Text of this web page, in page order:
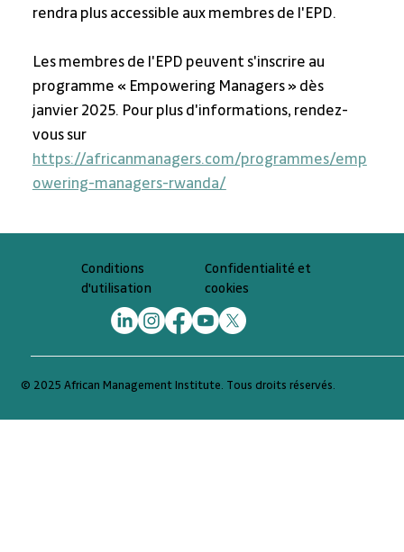
rendra plus accessible aux membres de l'EPD.
Les membres de l'EPD peuvent s'inscrire au
programme « Empowering Managers » dès
janvier 2025. Pour plus d'informations, rendez-
vous sur
https://africanmanagers.com/programmes/emp
owering-managers-rwanda/
© 2025 African Management Institute. Tous droits réservés.
Conditions
d'utilisation
Confidentialité et
cookies